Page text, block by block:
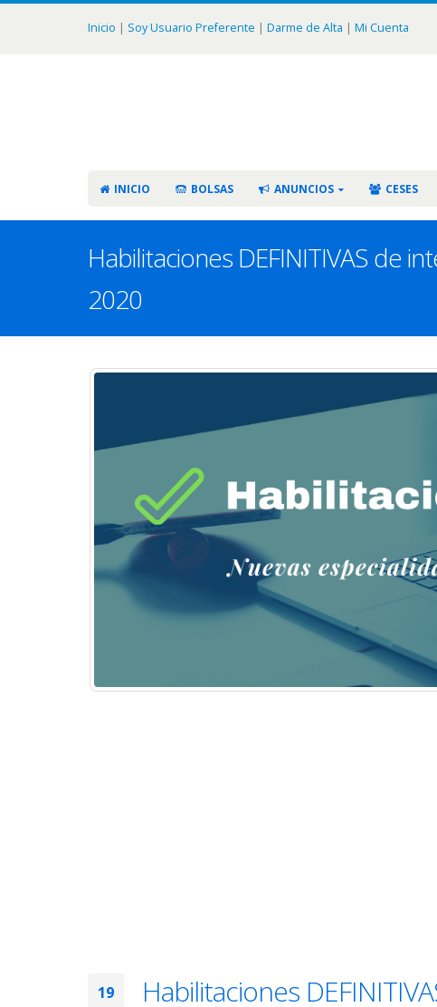
Inicio | Soy Usuario Preferente | Darme de Alta | Mi Cuenta
INICIO BOLSAS ANUNCIOS CESES
Habilitaciones DEFINITIVAS de
2020
19
Habilitaciones